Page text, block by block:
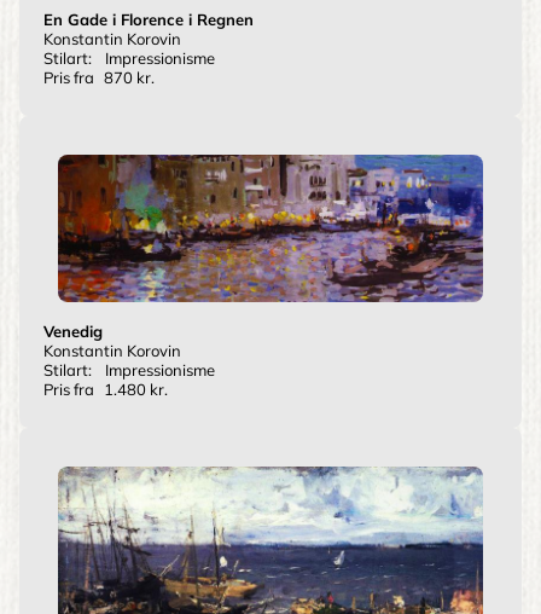
En Gade i Florence i Regnen
Konstantin Korovin
Stilart:
Impressionisme
Pris fra 870 kr.
Venedig
Konstantin Korovin
Stilart:
Impressionisme
Pris fra
1.480 kr.